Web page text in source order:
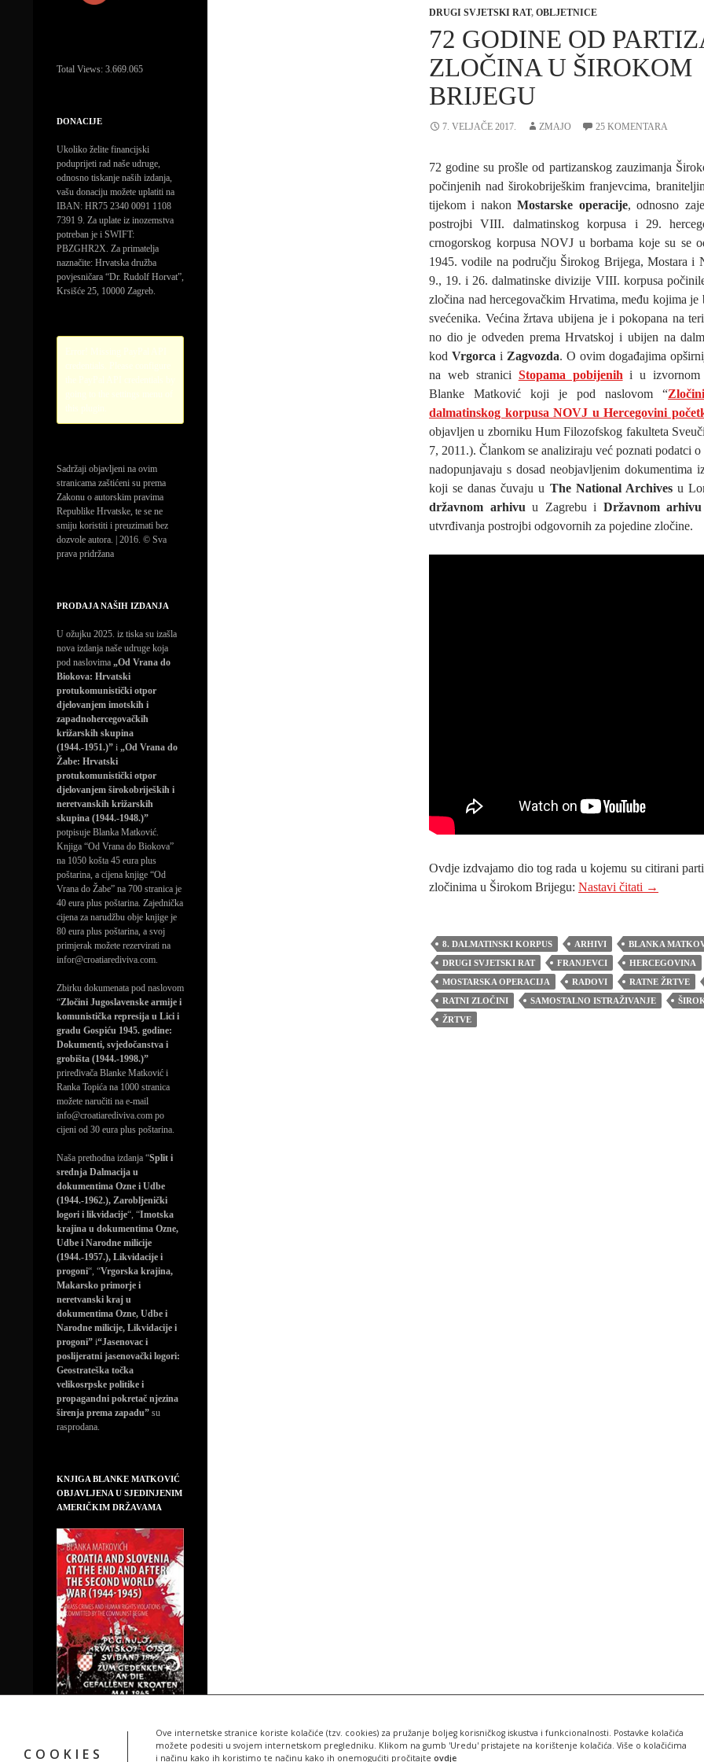
COOKIES
Ove internetske stranice koriste kolačiće (tzv. cookies) za pružanje boljeg korisničkog iskustva i funkcionalnosti. Postavke kolačića
možete podesiti u svojem internetskom pregledniku. Klikom na gumb 'Uredu' pristajete na korištenje kolačića. Više o kolačićima
i načinu kako ih koristimo te načinu kako ih onemogućiti pročitajte ovdje
DRUGI SVJETSKI RAT, OBLJETNICE
72 GODINE OD
ZLOČINA U ŠIROKOM
BRIJEGU
7. VELJAČE 2017. ZMAJO 25 KOMENTARA
72 godine su prošle od partizanskog zauzimanja
počinjenih nad širokobriješkim franjevcima,
tijekom i nakonMostarske operacije, odnosno
postrojbi VIII. dalmatinskog korpusa i 29.
crnogorskog korpusa NOVJ u borbama koje su se
1945. vodile na području Širokog Brijega, Mostara i
9., 19. i 26. dalmatinske divizije VIII. korpusa
zločina nad hercegovačkim Hrvatima, među kojima
svećenika. Većina žrtava ubijena je i pokopana na
no dio je odveden prema Hrvatskoj i ubijen na
kod Vrgorca i Zagvozda. O ovim događajima
na web stranici Stopama pobijenih i u izvornom
Blanke Matković koji je pod naslovom “
dalmatinskog korpusa NOVJ u Hercegovini
objavljen u zborniku Hum Filozofskog fakulteta
7, 2011.). Člankom se analiziraju već poznati podatci
nadopunjavaju s dosad neobjavljenim dokumentima
koji se danas čuvaju u The National Archivesu
državnom arhivu u Zagrebu i Državnom
utvrđivanja postrojbi odgovornih za pojedine zločine.
Ovdje izdvajamo dio tog rada u kojemu su citirani
zločinima u Širokom Brijegu: Nastavi čitati 72
→
8. DALMATINSKI KORPUS ARHIVI
BLANKA
DRUGI SVJETSKI RAT
FRANJEVCI HERCEGOVINA
MOSTARSKA OPERACIJA
RADOVI RATNE ŽRTVE
RATNI ZLOČINI
SAMOSTALNO ISTRAŽIVANJE
ŽRTVE
Total Views: 3.669.065
DONACIJE
Ukoliko želite financijski
poduprijeti rad naše udruge,
odnosno tiskanje naših izdanja,
vašu donaciju možete uplatiti na
IBAN: HR75 2340 0091 1108
7391 9. Za uplate iz inozemstva
potreban je i SWIFT:
PBZGHR2X. Za primatelja
naznačite: Hrvatska družba
povjesničara “Dr. Rudolf Horvat”,
Krsišće 25, 10000 Zagreb.
Sadržaji objavljeni na ovim
stranicama zaštićeni su prema
Zakonu o autorskim pravima
Republike Hrvatske, te se ne
smiju koristiti i preuzimati bez
dozvole autora. | 2016. © Sva
prava pridržana
PRODAJA NAŠIH IZDANJA
U ožujku 2025. iz tiska su izašla
nova izdanja naše udruge koja
pod naslovima „Od Vrana do
Biokova: Hrvatski
protukomunistički otpor
djelovanjem imotskih i
zapadnohercegovačkih
križarskih skupina
(1944.-1951.)” i „Od Vrana do
Žabe: Hrvatski
protukomunistički otpor
djelovanjem širokobrijeških i
neretvanskih križarskih
skupina (1944.-1948.)”
potpisuje Blanka Matković.
Knjiga “Od Vrana do Biokova”
na 1050 košta 45 eura plus
poštarina, a cijena knjige “Od
Vrana do Žabe” na 700 stranica je
40 eura plus poštarina. Zajednička
cijena za narudžbu obje knjige je
80 eura plus poštarina, a svoj
primjerak možete rezervirati na
infor@croatiarediviva.com.
Zbirku dokumenata pod naslovom
“Zločini Jugoslavenske armije i
komunistička represija u Lici i
gradu Gospiću 1945. godine:
Dokumenti, svjedočanstva i
grobišta (1944.-1998.)”
priređivača Blanke Matković i
Ranka Topića na 1000 stranica
možete naručiti na e-mail
info@croatiarediviva.com po
cijeni od 30 eura plus poštarina.
Naša prethodna izdanja “Split i
srednja Dalmacija u
dokumentima Ozne i Udbe
(1944.-1962.), Zarobljenički
logori i likvidacije“, “Imotska
krajina u dokumentima Ozne,
Udbe i Narodne milicije
(1944.-1957.), Likvidacije i
progoni“, “Vrgorska krajina,
Makarsko primorje i
neretvanski kraj u
dokumentima Ozne, Udbe i
Narodne milicije, Likvidacije i
progoni” i“Jasenovac i
poslijeratni jasenovački logori:
Geostrateška točka
velikosrpske politike i
propagandni pokretač njezina
širenja prema zapadu” su
rasprodana.
KNJIGA BLANKE MATKOVIĆ
OBJAVLJENA U SJEDINJENIM
AMERIČKIM DRŽAVAMA